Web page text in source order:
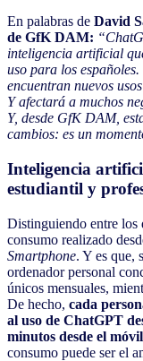
En palabras de David
de GfK DAM:
inteligencia artificial
uso para los
encuentran nuevos
Y afectará a muchos
Y, desde GfK DAM,
cambios: es un
Inteligencia
estudiantil y
Distinguiendo entre los
consumo realizado
Smartphone. Y es que,
ordenador personal
únicos mensuales,
De hecho, cada
al uso de ChatGPT
minutos desde el móvil
consumo puede ser el